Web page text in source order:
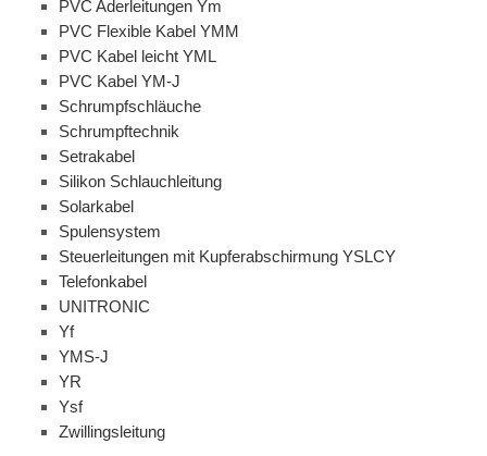
PVC Aderleitungen Ym
PVC Flexible Kabel YMM
PVC Kabel leicht YML
PVC Kabel YM-J
Schrumpfschläuche
Schrumpftechnik
Setrakabel
Silikon Schlauchleitung
Solarkabel
Spulensystem
Steuerleitungen mit Kupferabschirmung YSLCY
Telefonkabel
UNITRONIC
Yf
YMS-J
YR
Ysf
Zwillingsleitung